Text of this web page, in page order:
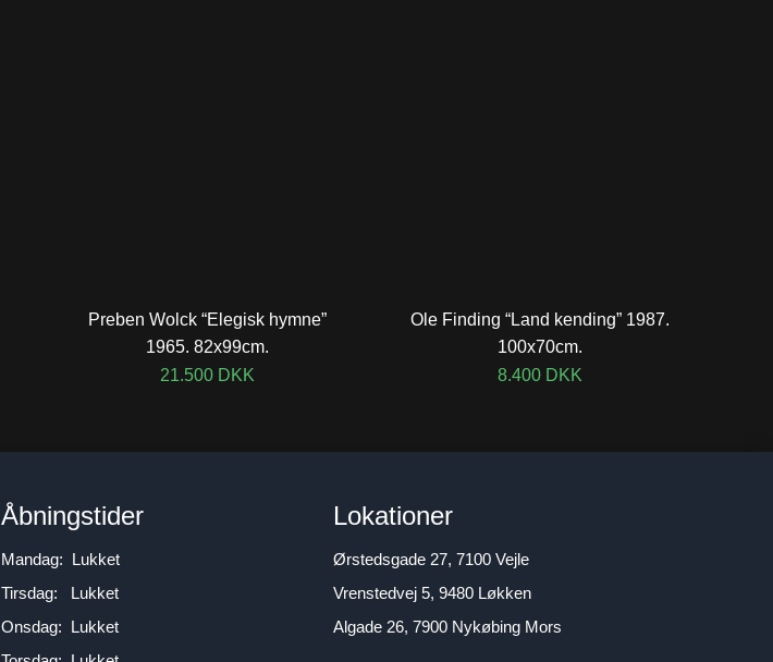
Preben Wolck “Elegisk hymne”
1965. 82x99cm.
21.500 DKK
Ole Finding “Land kending” 1987.
100x70cm.
8.400 DKK
Åbningstider
Mandag: Lukket
Tirsdag: Lukket
Onsdag: Lukket
Lokationer
Ørstedsgade 27, 7100 Vejle
Vrenstedvej 5, 9480 Løkken
Algade 26, 7900 Nykøbing Mors